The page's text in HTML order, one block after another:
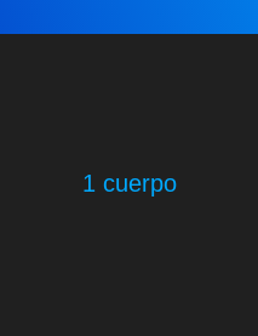
1 cuerpo